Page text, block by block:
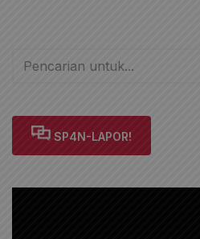
SP4N-LAPOR!